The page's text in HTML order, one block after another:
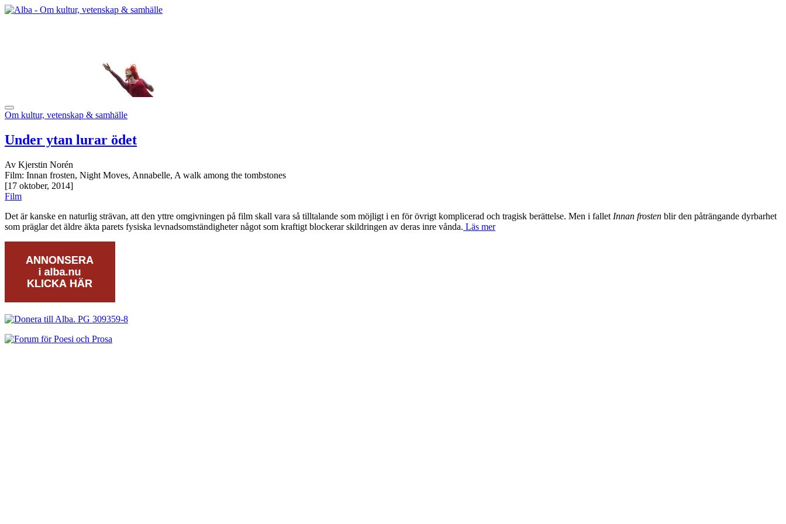
Om kultur, vetenskap & samhälle
Under ytan lurar ödet
Av Kjerstin Norén
Film: Innan frosten, Night Moves, Annabelle, A walk among the tombstones
[17 oktober, 2014]
Film
Det är kanske en naturlig strävan, att den yttre omgivningen på film skall vara så tilltalande som möjligt i en för övrigt komplicerad och tragisk berättelse. Men i fallet Innan frosten blir den påträngande dyrbarhet
som präglar det äldre äkta parets fysiska levnadsomständigheter något som kraftigt blockerar skildringen av deras inre vånda. Läs mer